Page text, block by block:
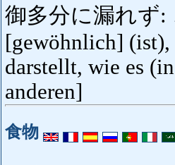
御多分に漏れず:
[gewöhnlich] (ist),
darstellt, wie es
anderen]
食物